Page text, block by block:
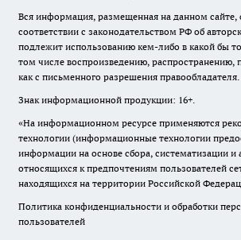
Вся информация, размещенная на данном сайте,
соответствии с законодательством РФ об
подлежит использованию кем-либо в какой бы
том числе воспроизведению, распространению,
как с письменного разрешения правообладателя.
Знак информационной продукции: 16+.
«На информационном ресурсе применяются
технологии (информационные технологии
информации на основе сбора, систематизации и
относящихся к предпочтениям пользователей
находящихся на территории Российской
Политика конфиденциальности и обработки
пользователей